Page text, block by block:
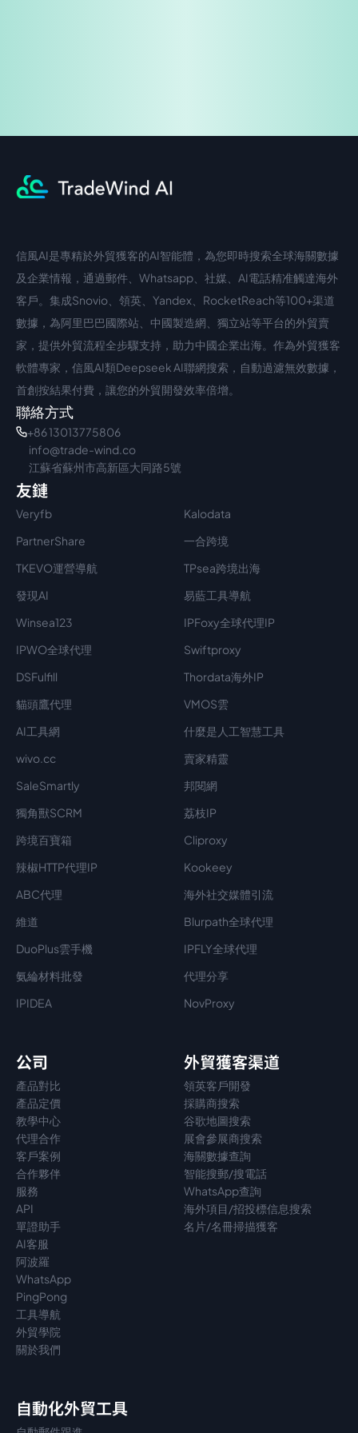
中文入口
信風AI是專精於外貿獲客的AI智能體，為您即時搜索全球海關數據
及企業情報，通過郵件、Whatsapp、社媒、AI電話精准觸達海外
客戶。集成Snovio、領英、Yandex、RocketReach等100+渠道
數據，為阿里巴巴國際站、中國製造網、獨立站等平台的外貿賣
家，提供外貿流程全步驟支持，助力中國企業出海。作為外貿獲客
軟體專家，信風AI類Deepseek AI聯網搜索，自動過濾無效數據，
首創按結果付費，讓您的外貿開發效率倍增。
聯絡方式
+86 13013775806
info@trade-wind.co
江蘇省蘇州市高新區大同路5號
友鏈
Veryfb
Kalodata
PartnerShare
一合跨境
TKEVO運營導航
TPsea跨境出海
發現AI
易藍工具導航
Winsea123
IPFoxy全球代理IP
IPWO全球代理
Swiftproxy
DSFulfill
Thordata海外IP
貓頭鷹代理
VMOS雲
AI工具網
什麼是人工智慧工具
wivo.cc
賣家精靈
SaleSmartly
邦閱網
獨角獸SCRM
荔枝IP
跨境百寶箱
Cliproxy
辣椒HTTP代理IP
Kookeey
ABC代理
海外社交媒體引流
維道
Blurpath全球代理
DuoPlus雲手機
IPFLY全球代理
氨綸材料批發
代理分享
IPIDEA
NovProxy
公司
產品對比
產品定價
教學中心
代理合作
客戶案例
合作夥伴
服務
API
單證助手
AI客服
阿波羅
WhatsApp
PingPong
工具導航
外貿學院
關於我們
外貿獲客渠道
領英客戶開發
採購商搜索
谷歌地圖搜索
展會參展商搜索
海關數據查詢
智能搜郵/搜電話
WhatsApp查詢
海外項目/招投標信息搜索
名片/名冊掃描獲客
自動化外貿工具